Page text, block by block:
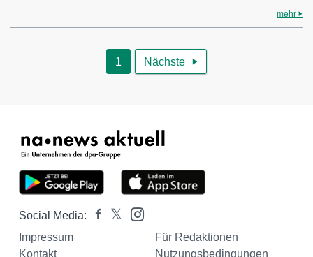
mehr
1 Nächste 
Social Media:
Impressum
Für Redaktionen
Kontakt
Nutzungsbedingungen